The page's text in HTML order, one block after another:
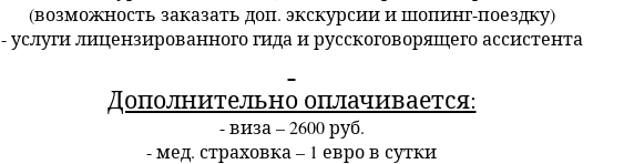
(возможность заказать доп. экскурсии и шопинг-поездку)
- услуги лицензированного гида и русскоговорящего ассистента
Дополнительно оплачивается:
- виза – 2600 руб.
- мед. страховка – 1 евро в сутки